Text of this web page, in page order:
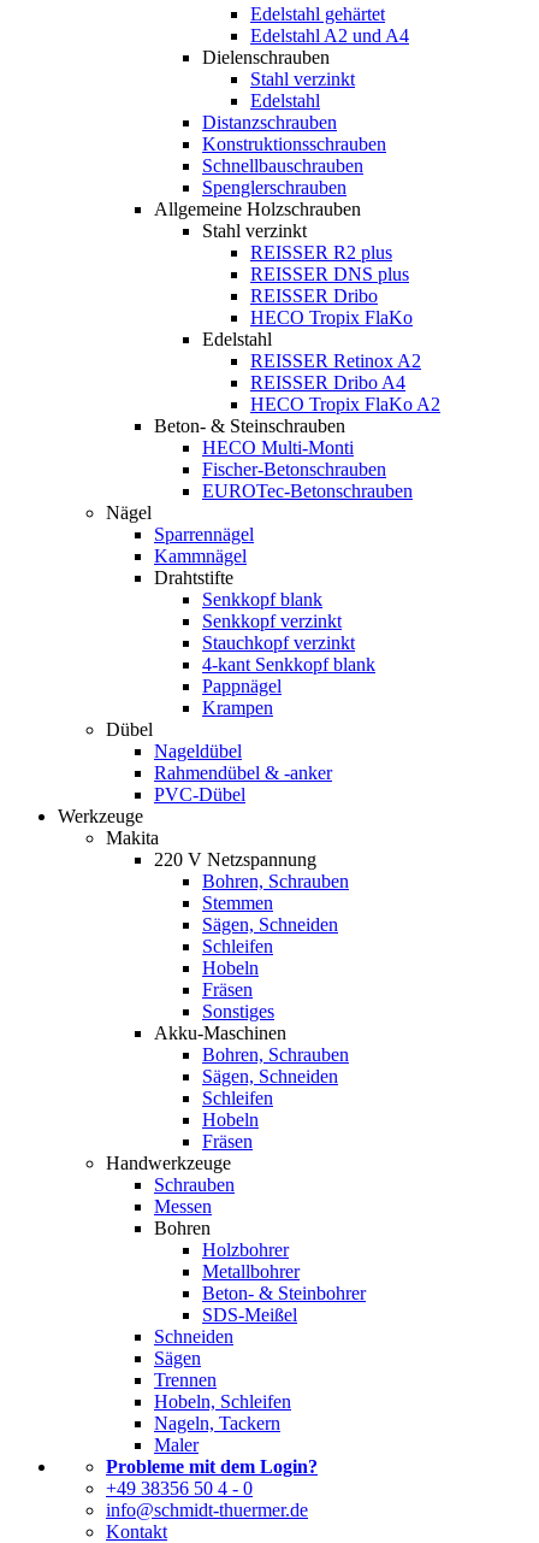
Edelstahl gehärtet
Edelstahl A2 und A4
Dielenschrauben
Stahl verzinkt
Edelstahl
Distanzschrauben
Konstruktionsschrauben
Schnellbauschrauben
Spenglerschrauben
Allgemeine Holzschrauben
Stahl verzinkt
REISSER R2 plus
REISSER DNS plus
REISSER Dribo
HECO Tropix FlaKo
Edelstahl
REISSER Retinox A2
REISSER Dribo A4
HECO Tropix FlaKo A2
Beton- & Steinschrauben
HECO Multi-Monti
Fischer-Betonschrauben
EUROTec-Betonschrauben
Nägel
Sparrennägel
Kammnägel
Drahtstifte
Senkkopf blank
Senkkopf verzinkt
Stauchkopf verzinkt
4-kant Senkkopf blank
Pappnägel
Krampen
Dübel
Nageldübel
Rahmendübel & -anker
PVC-Dübel
Werkzeuge
Makita
220 V Netzspannung
Bohren, Schrauben
Stemmen
Sägen, Schneiden
Schleifen
Hobeln
Fräsen
Sonstiges
Akku-Maschinen
Bohren, Schrauben
Sägen, Schneiden
Schleifen
Hobeln
Fräsen
Handwerkzeuge
Schrauben
Messen
Bohren
Holzbohrer
Metallbohrer
Beton- & Steinbohrer
SDS-Meißel
Schneiden
Sägen
Trennen
Hobeln, Schleifen
Nageln, Tackern
Maler
Probleme mit dem Login?
+49 38356 50 4 - 0
info@schmidt-thuermer.de
Kontakt